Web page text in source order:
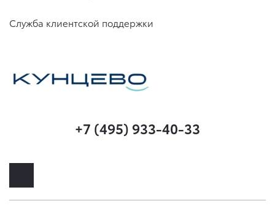
Служба клиентской поддержки
+7 (495) 933-40-33